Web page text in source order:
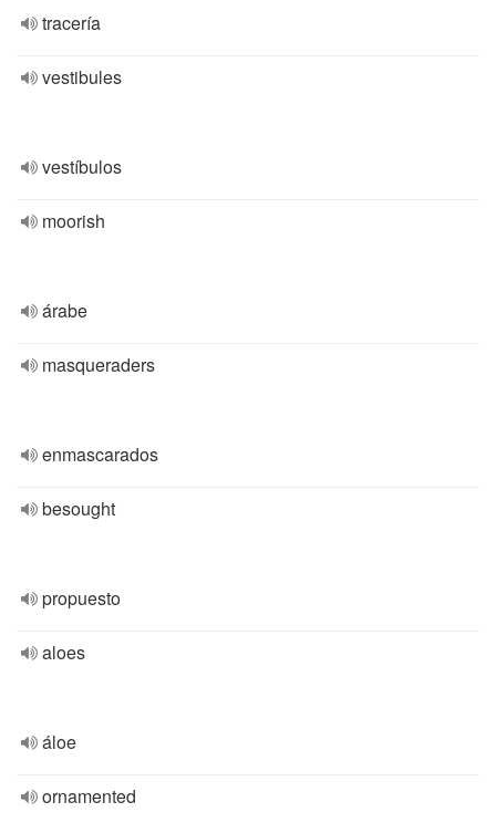
tracería
vestibules
vestíbulos
moorish
árabe
masqueraders
enmascarados
besought
propuesto
aloes
áloe
ornamented